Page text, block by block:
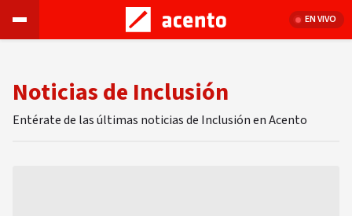
EN VIVO
Noticias de Inclusión
Entérate de las últimas noticias de Inclusión en Acento